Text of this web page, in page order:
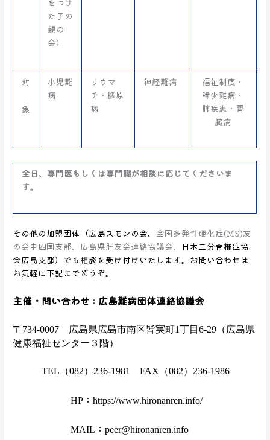
た子の
親の
会）
対
象
小児難
病
リウマ
チ・膠原
病
神経難病
福祉制度・
稀少難病・
肺疾患・腎
臓病
全日、専門医もしくは専門職が相談に応じてくださいま
す。
その他の加盟団体（広島スモンの会、 全国多発性硬化症(MS)友
の会中四国支部、広島県肝友会連絡協議会、
日本二分脊椎症協
会広島支部）でも相談を受け付けいたします。お問い合わせは
お気軽に下記までどうぞ。
主催・問い合わせ ： 広島難病団体連絡協議会
〒734-0007 広島県広島市南区皆実町1丁目6-29（広島県
健康福祉センター３階）
TEL（082）236-1981 FAX（082）236-1986
HP ：https://www.hironanren.info/
MAIL ：peer@hironanren.info